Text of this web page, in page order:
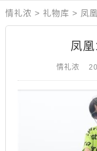
情礼浓 > 礼物库 > 凤
凤
情礼浓